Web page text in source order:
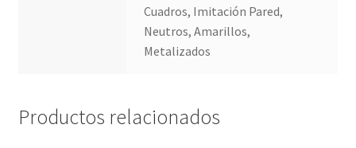
Cuadros, Imitación Pared,
Neutros, Amarillos,
Metalizados
Productos relacionados